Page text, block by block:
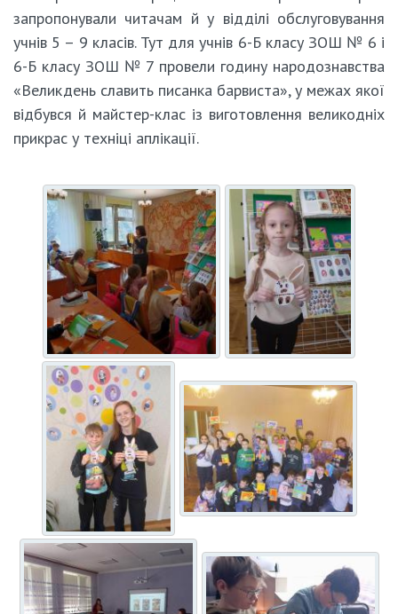
запропонували читачам й у відділі обслуговування
учнів 5 – 9 класів. Тут для учнів 6-Б класу ЗОШ № 6 і
6-Б класу ЗОШ № 7 провели годину народознавства
«Великдень славить писанка барвиста», у межах якої
відбувся й майстер-клас із виготовлення великодніх
прикрас у техніці аплікації.